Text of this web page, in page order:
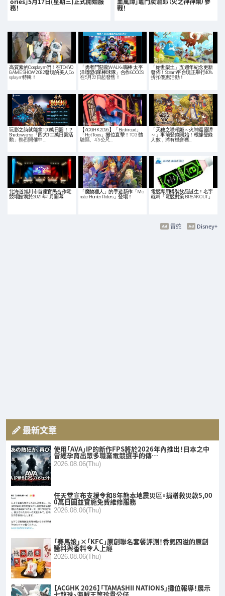
務！ 戰！
高質素的Cosplayer們！在TOKYO
GAME SHOW 2022發現的美人Co
splayer特輯！
「勇者鬥惡龍WALK×職棒 太平
洋聯盟6隊棒球隊」合作GOODS
在5月22日起發售！
「始世樂土」五週年紀念更新
發佈！Steam平台現正舉行40%
折扣優惠活動！
玩影之詩就能拿100萬日圓！？
Shadowverse「四大100萬日圓活
動」熱烈開催中…
【ACGHK 2026】「Bushiroad」
「Hot Toys」攤位直擊！TCG 體
驗區、4.5 公尺…
「天穗之咲稻姬～火神巡靈譚
～」事前登錄開始！根據登錄
人數，將有機會獲…
北海道旭川市首座官民合作電
競場館將於2021年1月開幕
「魔物獵人」的手遊新作「Mo
nster Hunter Riders」登場！
電競專用樽裝飲品誕生！名字
就叫「電競對策 BREAK OUT」
Disney+
雷蛇
最新文章
使用「AVA」IP的新作FPS將於2026年內推出！日本之中
曾經孕育出眾多職業電競選手的傳…
2026.08.06(Thu)
任天堂宣布支援令和8年熊本地震災區。捐贈救災款5,00
0萬日圓並實施免費維修服務
2026.08.06(Thu)
「賽馬娘」×「KFC」原創聯名套餐評測！香氣四溢的原創
醬料與香料令人上癮
2026.08.06(Thu)
【ACGHK 2026】「TAMASHII NATIONS」攤位報導！展示